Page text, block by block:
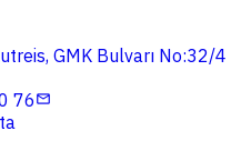
GMK Bulvarı No:32/4
76mail